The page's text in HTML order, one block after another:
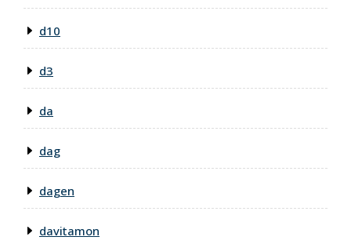
d10
d3
da
dag
dagen
davitamon